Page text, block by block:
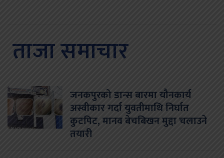
ताजा समाचार
जनकपुरको डान्स बारमा यौनकार्य
अस्वीकार गर्दा युवतीमाथि निर्घात
कुटपिट, मानव बेचबिखन मुद्दा चलाउने
तयारी